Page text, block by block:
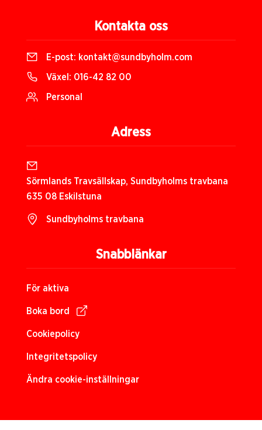
Snabblänkar
För aktiva
Boka bord
Cookiepolicy
Integritetspolicy
Ändra cookie-inställningar
Kontakta oss
E-post: kontakt@sundbyholm.com
Växel: 016-42 82 00
Personal
Adress
Sörmlands Travsällskap, Sundbyholms travbana
635 08 Eskilstuna
Sundbyholms travbana